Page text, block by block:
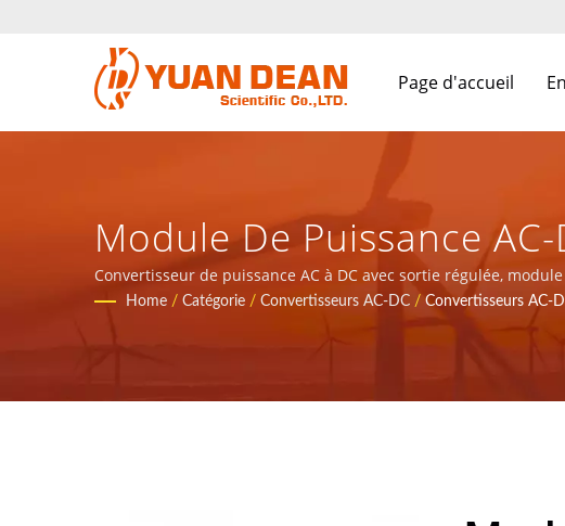
Page d'accueil
Module De Puissance
0,64" Pour Système
/ Plus De 32 Ans De
Convertisseur de puissance AC à DC avec sortie régulée,
Xiamen, Chine. Nous sommes le principal fabricant électronique
Home / Catégorie / Convertisseurs AC-DC / Convertisseurs AC-